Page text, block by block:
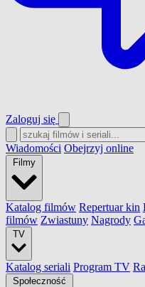
Zaloguj się
Wiadomości Obejrzyj online
Filmy
Katalog filmów Repertuar kin
filmów Zwiastuny Nagrody
TV
Katalog seriali Program TV
Społeczność